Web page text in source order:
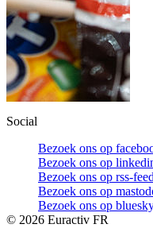
Social
Bezoek ons op
Bezoek ons op
Bezoek ons op rss-feed
Bezoek ons op
Bezoek ons op
© 2026 Euractiv FR